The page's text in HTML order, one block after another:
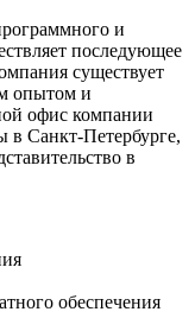
и
последующее
существует
опытом и
офис компании
в Санкт-Петербурге,
в
обеспечения